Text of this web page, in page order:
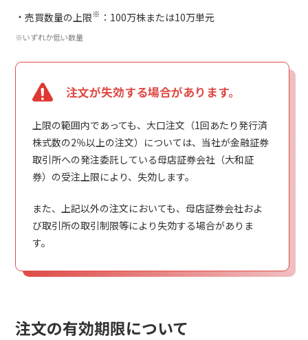
売買数量の上限※ ：100万株または10万単元
※いずれか低い数量
注文が失効する場合があります。
上限の範囲内であっても、大口注文（1回あたり発行済
株式数の2％以上の注文）については、当社が金融証券
取引所への発注委託している母店証券会社（大和証
券）の受注上限により、失効します。
また、上記以外の注文においても、母店証券会社およ
び取引所の取引制限等により失効する場合がありま
す。
注文の有効期限について